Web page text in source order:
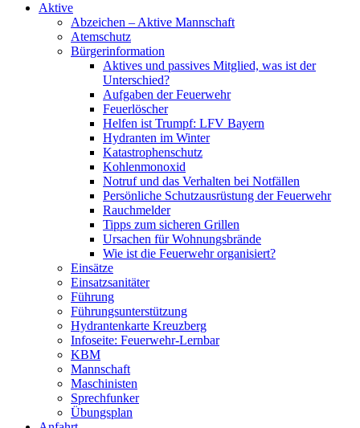
Aktive
Abzeichen – Aktive Mannschaft
Atemschutz
Bürgerinformation
Aktives und passives Mitglied, was ist der
Unterschied?
Aufgaben der Feuerwehr
Feuerlöscher
Helfen ist Trumpf: LFV Bayern
Hydranten im Winter
Katastrophenschutz
Kohlenmonoxid
Notruf und das Verhalten bei Notfällen
Persönliche Schutzausrüstung der Feuerwehr
Rauchmelder
Tipps zum sicheren Grillen
Ursachen für Wohnungsbrände
Wie ist die Feuerwehr organisiert?
Einsätze
Einsatzsanitäter
Führung
Führungsunterstützung
Hydrantenkarte Kreuzberg
Infoseite: Feuerwehr-Lernbar
KBM
Mannschaft
Maschinisten
Sprechfunker
Übungsplan